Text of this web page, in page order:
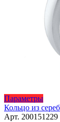
ПараметрыЭтот
имеет
Кольцо из
Арт. 200151229